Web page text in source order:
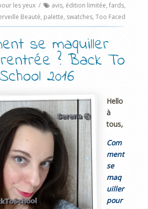
les yeux / avis, édition limitée, fards,
Beauté, palette, swatches, Too Faced
se maquiller
? Back To
2016
Hello
à
tous,
Com
ment
se
maq
uiller
pour